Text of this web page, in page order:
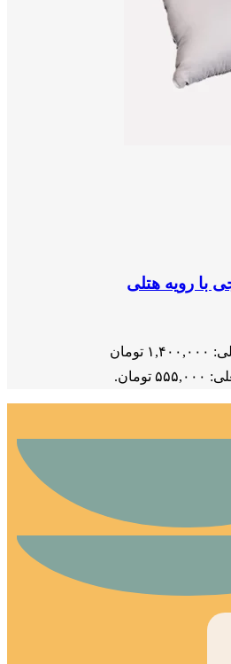
با رویه هتلی
قیمت اصلی: ۱,۴۰۰,۰۰۰ تومان
تومان.